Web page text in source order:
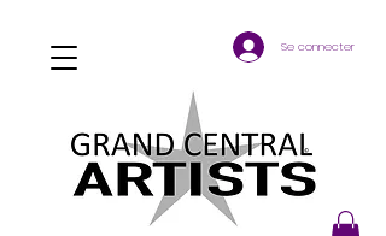
Se connecter